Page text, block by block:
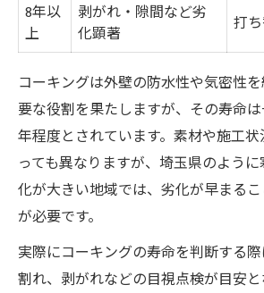
8年以
上
剥がれ・隙間など劣
化顕著
打
コーキングは外壁の防水性や気密性
要な役割を果たしますが、その寿命
年程度とされています。素材や施工
っても異なりますが、埼玉県のよう
化が大きい地域では、劣化が早まる
が必要です。
実際にコーキングの寿命を判断する
割れ、剥がれなどの目視点検が目安